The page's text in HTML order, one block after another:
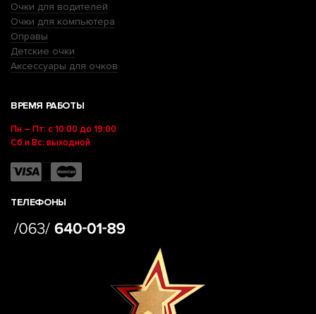
Очки для водителей
Очки для компьютера
Оправы
Детские очки
Аксессуары для очков
ВРЕМЯ РАБОТЫ
Пн – Пт: с 10:00 до 19:00
Сб и Вс: выходной
ТЕЛЕФОНЫ